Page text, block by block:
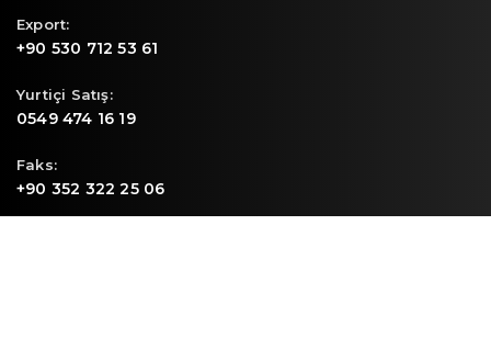
Export:
+90 530 712 53 61
Yurtiçi Satış:
0549 474 16 19
Faks:
+90 352 322 25 06